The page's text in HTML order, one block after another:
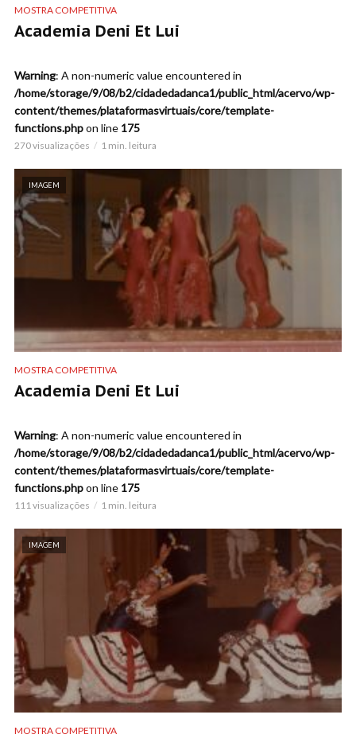
MOSTRA COMPETITIVA
Academia Deni Et Lui
Warning: A non-numeric value encountered in
/home/storage/9/08/b2/cidadedadanca1/public_html/acervo/wp-
content/themes/plataformasvirtuais/core/template-
functions.phpon line 175
270 visualizações 1 min. leitura
IMAGEM
MOSTRA COMPETITIVA
Academia Deni Et Lui
Warning: A non-numeric value encountered in
/home/storage/9/08/b2/cidadedadanca1/public_html/acervo/wp-
content/themes/plataformasvirtuais/core/template-
functions.phpon line 175
111 visualizações 1 min. leitura
IMAGEM
MOSTRA COMPETITIVA